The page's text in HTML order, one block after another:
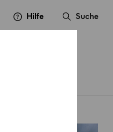
Hilfe Suche